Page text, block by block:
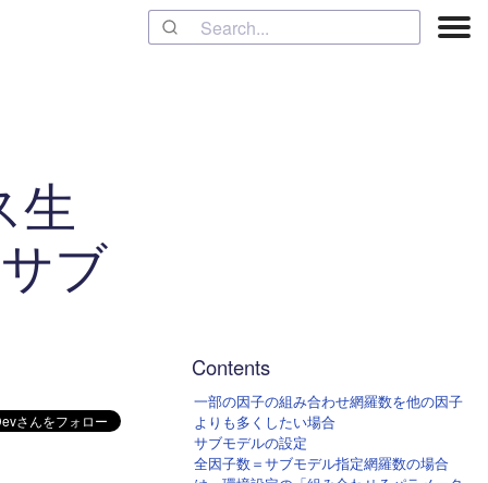
Contents
一部の因子の組み合わせ網羅数を他の因子
よりも多くしたい場合
サブモデルの設定
全因子数＝サブモデル指定網羅数の場合
生
ブ